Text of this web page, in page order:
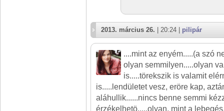
2013. március 26. | 20:24 | pilipár
....mint az enyém.....(a szó
olyan semmilyen.....olyan
is.....törekszik is valamit
is.....lendületet vesz, eröre kap,
aláhullik......nincs benne semmi
érzékelhetö.....olyan, mint a